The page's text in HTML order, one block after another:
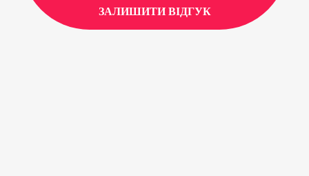
ЗАЛИШИТИ ВІДГУК